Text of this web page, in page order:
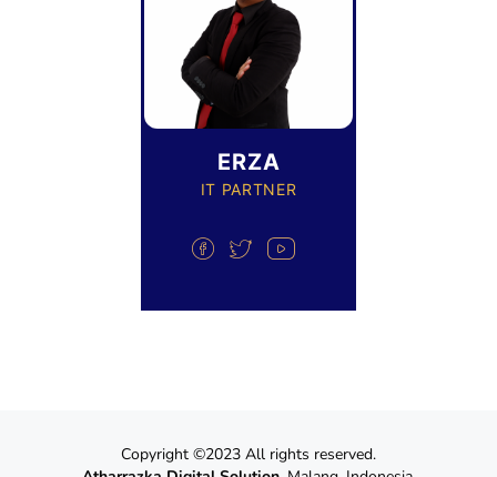
ERZA
IT PARTNER
Copyright ©2023 All rights reserved.